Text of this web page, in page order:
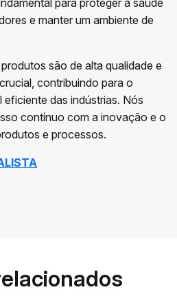
e manter um ambiente de
são de alta qualidade e
contribuindo para o
das indústrias. Nós
contínuo com a inovação e o
e processos.